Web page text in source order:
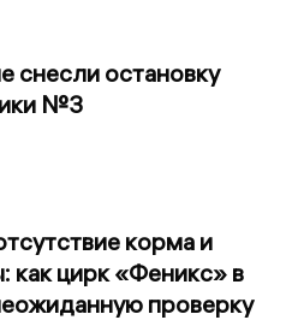
снесли остановку
№3
корма и
как цирк «Феникс» в
проверку